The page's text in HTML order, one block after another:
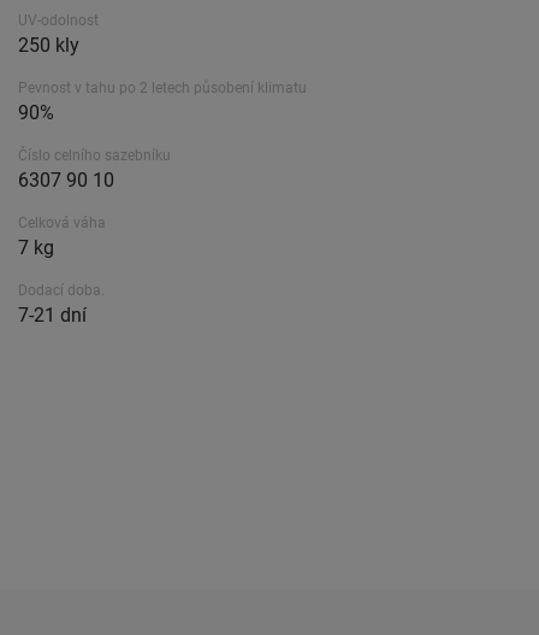
UV-odolnost
250 kly
Pevnost v tahu po 2 letech působení klimatu
90%
Číslo celního sazebníku
6307 90 10
Celková váha
7 kg
Dodací doba.
7-21 dní